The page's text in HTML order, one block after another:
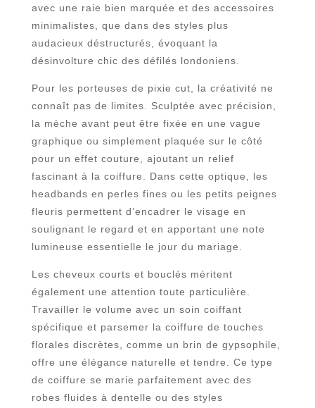
avec une raie bien marquée et des accessoires
minimalistes, que dans des styles plus
audacieux déstructurés, évoquant la
désinvolture chic des défilés londoniens.
Pour les porteuses de pixie cut, la créativité ne
connaît pas de limites. Sculptée avec précision,
la mèche avant peut être fixée en une vague
graphique ou simplement plaquée sur le côté
pour un effet couture, ajoutant un relief
fascinant à la coiffure. Dans cette optique, les
headbands en perles fines ou les petits peignes
fleuris permettent d’encadrer le visage en
soulignant le regard et en apportant une note
lumineuse essentielle le jour du mariage.
Les cheveux courts et bouclés méritent
également une attention toute particulière.
Travailler le volume avec un soin coiffant
spécifique et parsemer la coiffure de touches
florales discrètes, comme un brin de gypsophile,
offre une élégance naturelle et tendre. Ce type
de coiffure se marie parfaitement avec des
robes fluides à dentelle ou des styles